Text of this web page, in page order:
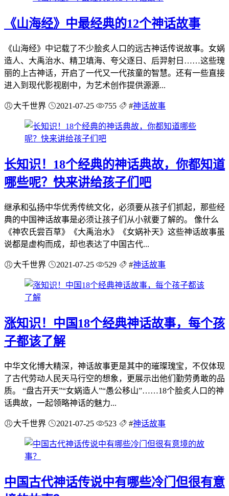
《山海经》中最经典的12个神话故事
《山海经》中记载了不少脍炙人口的远古神话传说故事。女娲
造人、大禹治水、精卫填海、夸父逐日、后羿射日……这些瑰
丽的上古神话，开启了一代又一代孩童的智慧。还有一些直接
进入到现代影视剧中，为艺术创作提供源源...
大千世界 2021-07-25 755 #神话故事
长知识！18个经典的神话典故，你都知道
哪些呢？快来讲给孩子们吧
继承和弘扬中华优秀传统文化，必须要从孩子们抓起，那些经
典的中国神话故事是必须让孩子们从小就要了解的。 像什么
《神农氏尝百草》《大禹治水》《女娲补天》这些神话故事虽
说都是虚构而成，却也表达了中国古代...
大千世界 2021-07-25 529 #神话故事
涨知识！中国18个经典神话故事，每个孩
子都该了解
中华文化博大精深，神话故事更是其中的璀璨瑰宝，不仅体现
了古代劳动人民天马行空的想象，更展示出他们勤劳勇敢的品
质。 “盘古开天”“女娲造人”“愚公移山”……18个脍炙人口的神
话典故，一起领略神话的魅力...
大千世界 2021-07-25 523 #神话故事
中国古代神话传说中有哪些冷门但很有意